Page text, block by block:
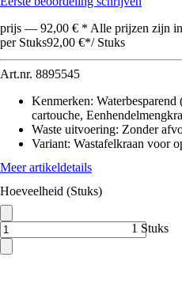
prijs — 92,00 € * Alle prijzen zijn
per Stuks92,00 €*/ Stuks
Art.nr. 8895545
Kenmerken:
cartouche,
Waste uitvoering: Zonder
Variant: Wastafelkraan voor
Meer artikeldetails
Hoeveelheid (Stuks)
1 Stuks